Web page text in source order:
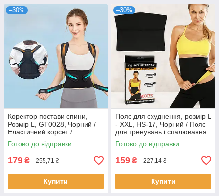
–30%
Коректор постави спини,
Розмір L, GT0028, Чорний /
Еластичний корсет /
Ортопедичний бандаж для
спини / Корсет для спини
Готово до відправки
179 ₴ 255,71 ₴
Купити
–30%
Пояс для схуднення, розмір L
- XXL, HS-17, Чорний / Пояс
для тренувань і спалювання
жиру / Корсет для схуднення
/ Пояс для фітнесу
Готово до відправки
159 ₴ 227,14 ₴
Купити